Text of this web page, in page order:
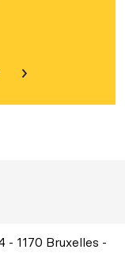
- 1170 Bruxelles -